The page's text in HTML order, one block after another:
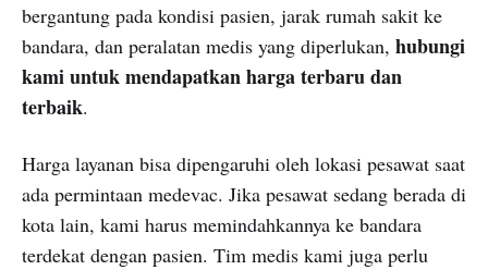
bergantung pada kondisi pasien, jarak rumah sakit ke
bandara, dan peralatan medis yang diperlukan, hubungi
kami untuk mendapatkan harga terbaru dan
terbaik.
Harga layanan bisa dipengaruhi oleh lokasi pesawat saat
ada permintaan medevac. Jika pesawat sedang berada di
kota lain, kami harus memindahkannya ke bandara
terdekat dengan pasien. Tim medis kami juga perlu